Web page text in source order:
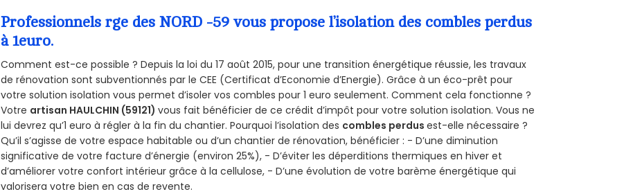
Professionnels rge des NORD -59 vous propose l’isolation des combles perdus
à 1euro.
Comment est-ce possible ? Depuis la loi du 17 août 2015, pour une transition énergétique réussie, les travaux
de rénovation sont subventionnés par le CEE (Certificat d’Economie d’Energie). Grâce à un éco-prêt pour
votre solution isolation vous permet d’isoler vos combles pour 1 euro seulement. Comment cela fonctionne ?
Votre artisan HAULCHIN (59121)vous fait bénéficier de ce crédit d’impôt pour votre solution isolation. Vous ne
lui devrez qu’1 euro à régler à la fin du chantier. Pourquoi l’isolation des combles perdusest-elle nécessaire ?
Qu’il s’agisse de votre espace habitable ou d’un chantier de rénovation, bénéficier : - D’une diminution
significative de votre facture d’énergie (environ 25%), - D’éviter les déperditions thermiques en hiver et
d’améliorer votre confort intérieur grâce à la cellulose, - D’une évolution de votre barème énergétique qui
valorisera votre bien en cas de revente.